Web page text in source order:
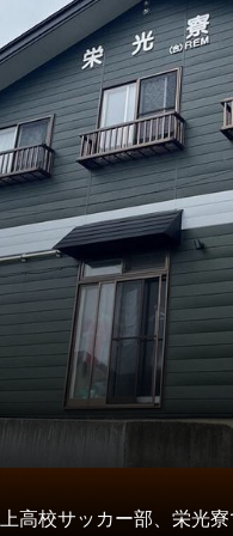
上高校サッカー部、栄光